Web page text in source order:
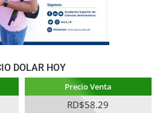
DOLAR HOY
Precio Venta
RD$58.29